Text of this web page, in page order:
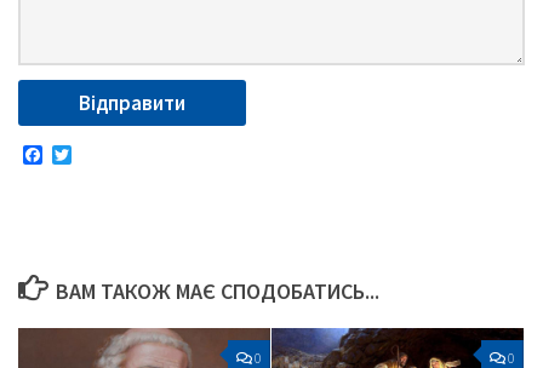
Facebook
ВАМ ТАКОЖ МАЄ СПОДОБАТИСЬ...
0 0